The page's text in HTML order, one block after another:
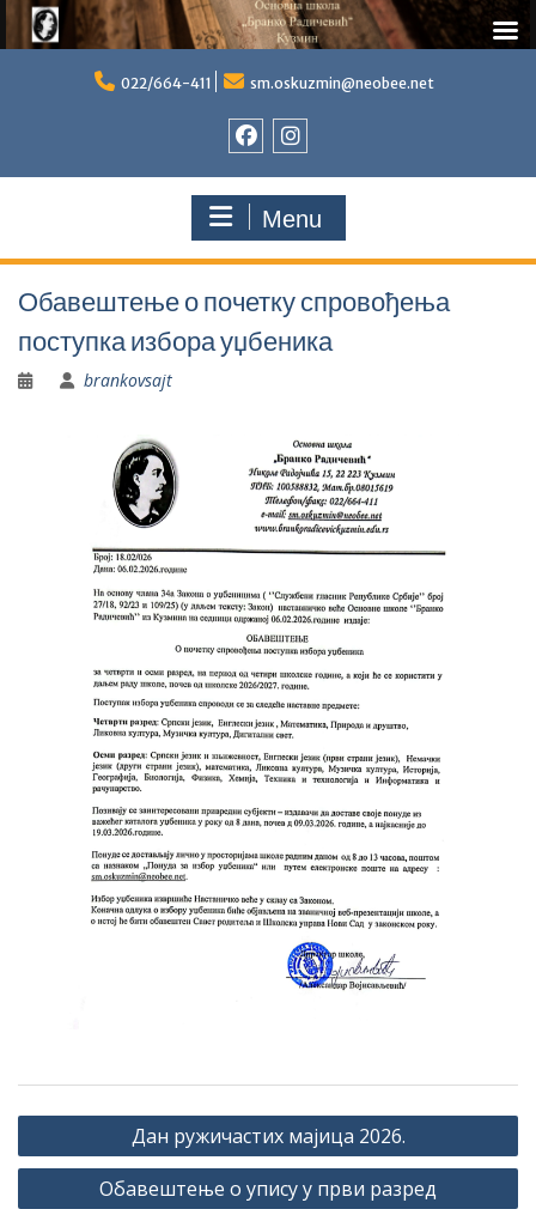
022/664-411 sm.oskuzmin@neobee.net
Menu
Обавештење о почетку спровођења
поступка избора уџбеника
brankovsajt
Кретање
чланка
Дан ружичастих мајица 2026.
Обавештење о упису у први разред